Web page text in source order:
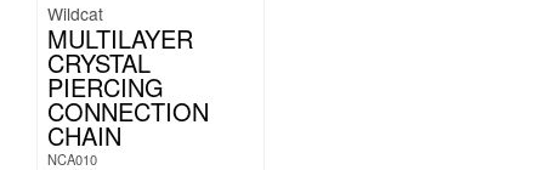
Wildcat
MULTILAYER
CRYSTAL
PIERCING
CONNECTION
CHAIN
NCA010